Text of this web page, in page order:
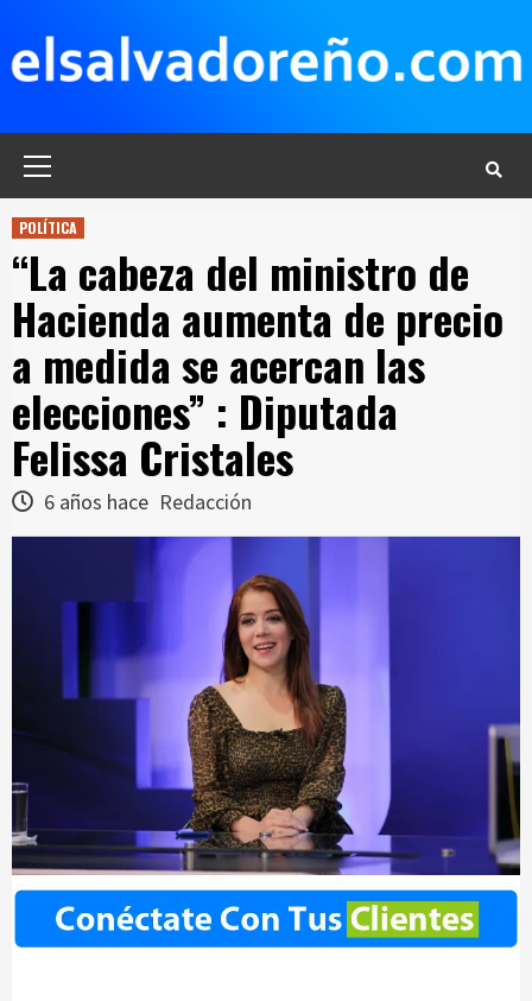
contenido
POLÍTICA
“La cabeza del ministro de
Hacienda aumenta de precio
a medida se acercan las
elecciones” : Diputada
Felissa Cristales
6 años hace Redacción